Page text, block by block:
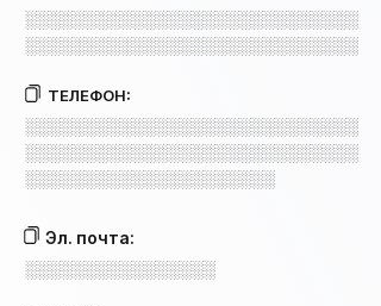
░░░░░░░░░░░░░░░░░░░░░░░░░░░░
░░░░░░░░░░░░░░░░░░░░░░░░░░░░
ТЕЛЕФОН:
░░░░░░░░░░░░░░░░░░░░░░░░░░░░
░░░░░░░░░░░░░░░░░░░░░░░░░░░░
░░░░░░░░░░░░░░░░░░░░░
Эл. почта:
░░░░░░░░░░░░░░░░